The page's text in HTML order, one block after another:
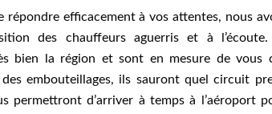
répondre efficacement à vos attentes, nous
des chauffeurs aguerris et à l’écoute.
bien la région et sont en mesure de vous
embouteillages, ils sauront quel circuit
permettront d’arriver à temps à l’aéroport